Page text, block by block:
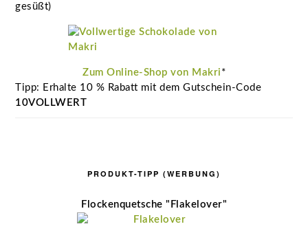
gesüßt)
Zum Online-Shop von Makri *
Tipp: Erhalte 10 % Rabatt mit dem Gutschein-Code
10VOLLWERT
PRODUKT-TIPP (WERBUNG)
Flockenquetsche "Flakelover"